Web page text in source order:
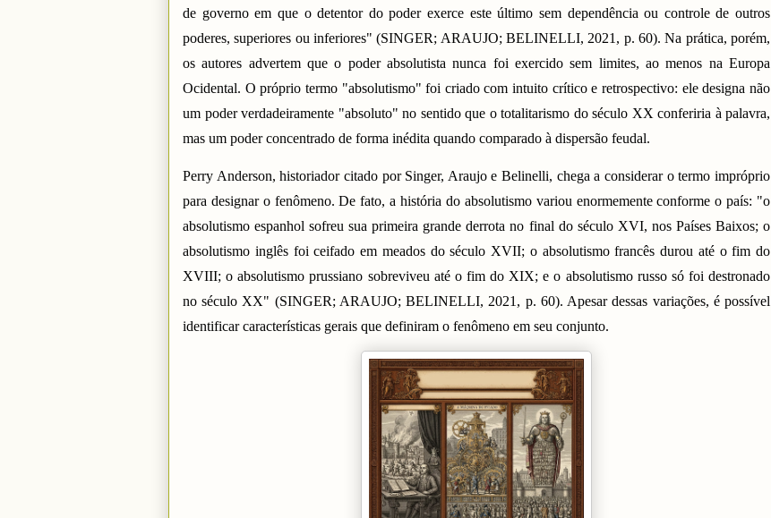
de governo em que o detentor do poder exerce este último sem dependência ou controle de outros
poderes, superiores ou inferiores" (SINGER; ARAUJO; BELINELLI, 2021, p. 60). Na prática, porém,
os autores advertem que o poder absolutista nunca foi exercido sem limites, ao menos na Europa
Ocidental. O próprio termo "absolutismo" foi criado com intuito crítico e retrospectivo: ele designa não
um poder verdadeiramente "absoluto" no sentido que o totalitarismo do século XX conferiria à palavra,
mas um poder concentrado de forma inédita quando comparado à dispersão feudal.
Perry Anderson, historiador citado por Singer, Araujo e Belinelli, chega a considerar o termo impróprio
para designar o fenômeno. De fato, a história do absolutismo variou enormemente conforme o país: "o
absolutismo espanhol sofreu sua primeira grande derrota no final do século XVI, nos Países Baixos; o
absolutismo inglês foi ceifado em meados do século XVII; o absolutismo francês durou até o fim do
XVIII; o absolutismo prussiano sobreviveu até o fim do XIX; e o absolutismo russo só foi destronado
no século XX" (SINGER; ARAUJO; BELINELLI, 2021, p. 60). Apesar dessas variações, é possível
identificar características gerais que definiram o fenômeno em seu conjunto.